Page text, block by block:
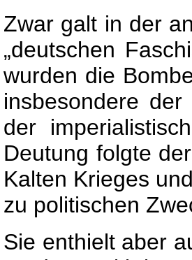
Zwar galt in der
„deutschen
wurden die
insbesondere
der
Deutung folgte
Kalten Krieges
zu politischen
Sie enthielt aber